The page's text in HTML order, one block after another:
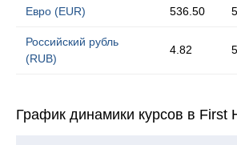
Евро (EUR) 536.50
Российский рубль
(RUB)
4.82
График динамики курсов в First